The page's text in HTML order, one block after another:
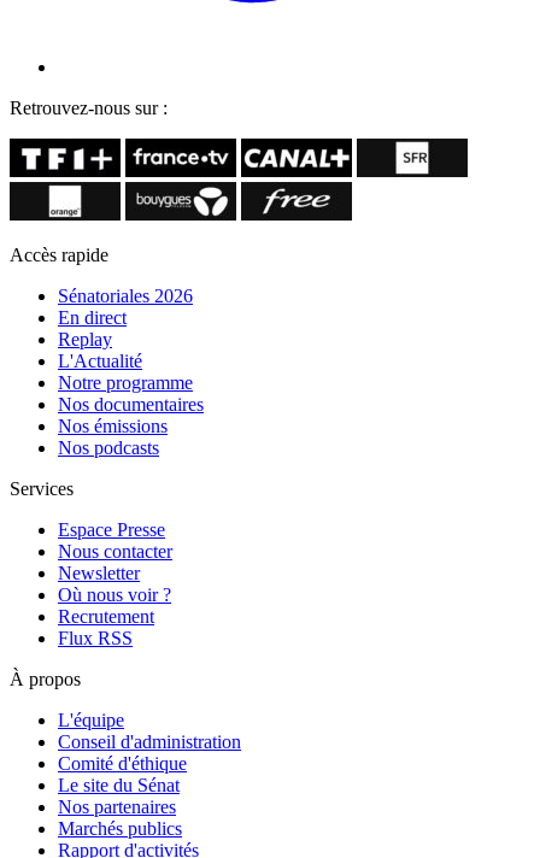
Retrouvez-nous sur :
Accès rapide
Sénatoriales 2026
En direct
Replay
L'Actualité
Notre programme
Nos documentaires
Nos émissions
Nos podcasts
Services
Espace Presse
Nous contacter
Newsletter
Où nous voir ?
Recrutement
Flux RSS
À propos
L'équipe
Conseil d'administration
Comité d'éthique
Le site du Sénat
Nos partenaires
Marchés publics
Rapport d'activités